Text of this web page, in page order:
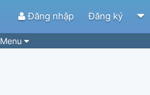
Đăng nhập Đăng ký
Menu